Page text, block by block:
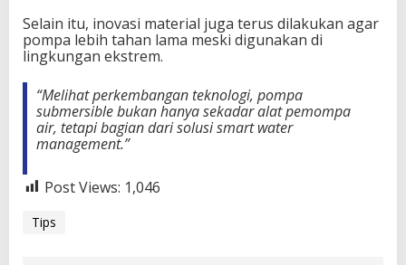
Selain itu, inovasi material juga terus dilakukan agar
pompa lebih tahan lama meski digunakan di
lingkungan ekstrem.
“Melihat perkembangan teknologi, pompa
submersible bukan hanya sekadar alat pemompa
air, tetapi bagian dari solusi smart water
management.”
Post Views: 1,046
Tips